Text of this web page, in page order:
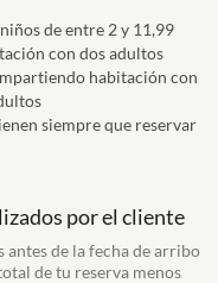
de entre 2 y 11,99
con dos adultos
habitación con
siempre que reservar
por el cliente
antes de la fecha de arribo
de tu reserva menos